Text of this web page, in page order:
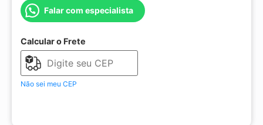
Falar com especialista
Calcular o Frete
Não sei meu CEP